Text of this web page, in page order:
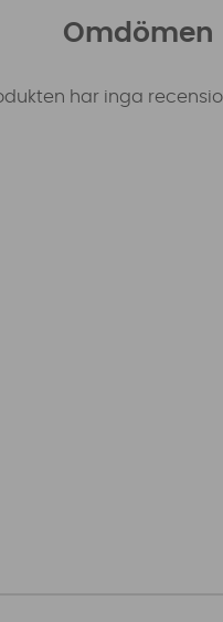
Omdömen
har inga